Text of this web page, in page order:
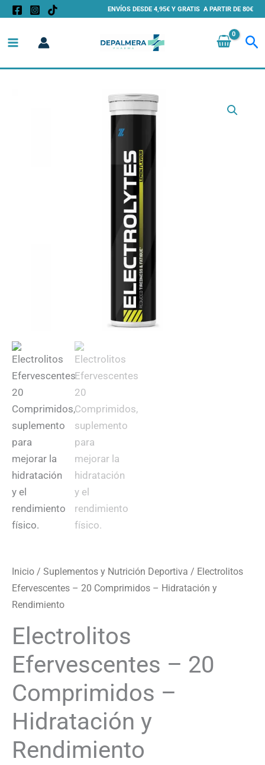
contenido
ENVÍOS DESDE 4,95€ Y GRATIS A PARTIR DE 80€
Inicio / Suplementos y Nutrición Deportiva / Electrolitos
Efervescentes – 20 Comprimidos – Hidratación y
Rendimiento
Electrolitos
Efervescentes – 20
Comprimidos –
Hidratación y
Rendimiento